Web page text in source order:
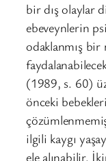
bir dış olaylar
ebeveynlerin
odaklanmış bir
(1989, s. 60)
önceki
ilgili kaygı
ele alınabilir.